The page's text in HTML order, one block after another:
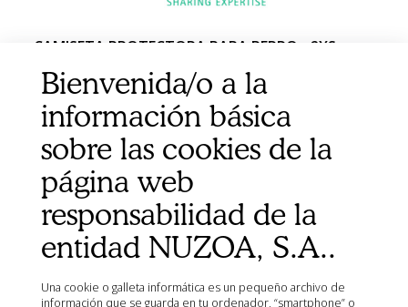
CAMISETA PROTECTORA PARA PERRO - 2XS
Bienvenida/o a la
información básica
sobre las cookies de la
página web
responsabilidad de la
entidad NUZOA, S.A..
Una cookie o galleta informática es un pequeño archivo de
información que se guarda en tu ordenador, “smartphone” o